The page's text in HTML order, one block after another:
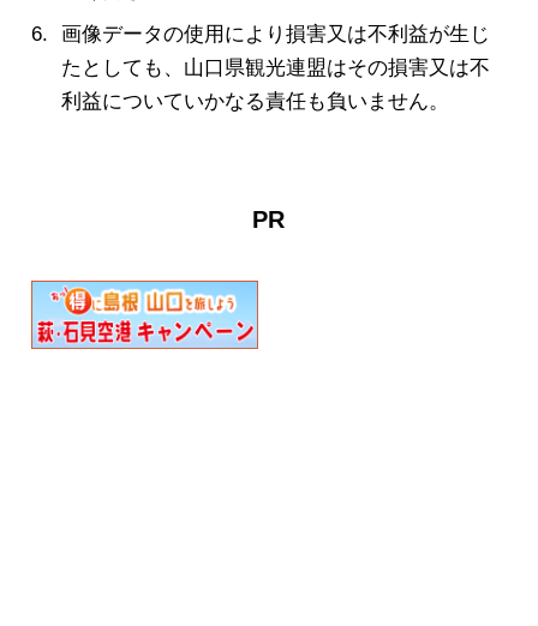
画像データの使用により損害又は不利益が生じ
たとしても、山口県観光連盟はその損害又は不
利益についていかなる責任も負いません。
PR